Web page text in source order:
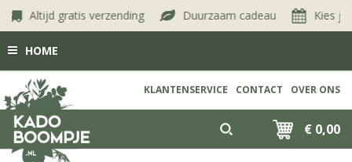
HOME
KLANTENSERVICE CONTACT OVER ONS
Altijd gratis verzending Duurzaam cadeau Kies je
€ 0,00